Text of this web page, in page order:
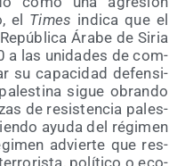
el Times indi­ca que el
Ára­be de Siria
a las uni­da­des de com­
su capa­ci­dad defen­si­
sigue obran­do
de resis­ten­cia pales­
ayu­da del régi­men
advier­te que res­
polí­ti­co o eco­